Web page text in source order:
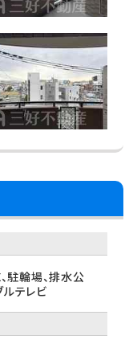
駐輪場、排水公
ルテレビ